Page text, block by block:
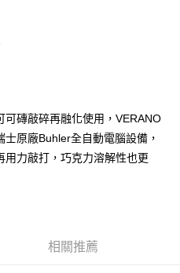
磚敲碎再融化使用，VERANO
原廠Buhler全自動電腦設備，
力敲打，巧克力溶解性也更
相關推薦